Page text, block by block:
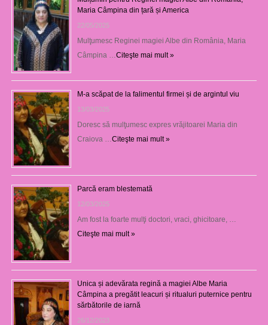
Maria Câmpina din țară și America
22/05/2025
Mulţumesc Reginei magiei Albe din România, Maria
Câmpina … Citeşte mai mult »
M-a scăpat de la falimentul firmei și de argintul viu
13/03/2025
Doresc să mulţumesc expres vrăjitoarei Maria din
Craiova … Citeşte mai mult »
Parcă eram blestemată
12/03/2025
Am fost la foarte mulţi doctori, vraci, ghicitoare, …
Citeşte mai mult »
Unica și adevărata regină a magiei Albe Maria
Câmpina a pregătit leacuri și ritualuri puternice pentru
sărbătorile de iarnă
26/12/2023